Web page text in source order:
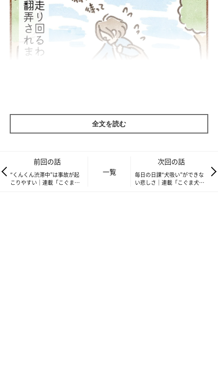
全文を読む
前回の話
“くんくん渋滞中”は事故が起
こりやすい｜連載「こぐま犬
一覧
次回の話
毎日の日課“犬吸い”ができな
い悲しさ｜連載「こぐま犬て